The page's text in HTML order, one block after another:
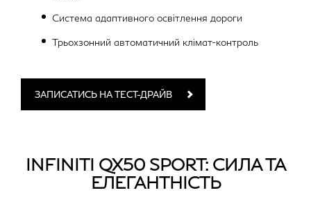
Система адаптивного освітлення дороги
Трьохзонний автоматичний клімат-контроль
ЗАПИСАТИСЬ НА ТЕСТ-ДРАЙВ
INFINITI QX50 SPORT: СИЛА ТА
ЕЛЕГАНТНІСТЬ